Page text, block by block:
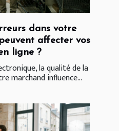
dans votre
affecter vos
ligne ?
la qualité de la
marchand influence...